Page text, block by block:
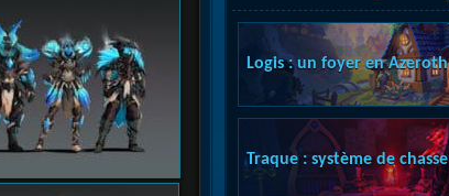
Logis : un foyer en Azeroth
Traque : système de chasse